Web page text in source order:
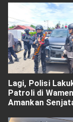
Lagi, Polisi
Patroli di
Amankan